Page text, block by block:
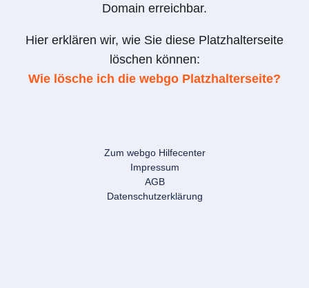
Domain erreichbar.
Hier erklären wir, wie Sie diese Platzhalterseite
löschen können:
Wie lösche ich die webgo Platzhalterseite?
Zum webgo Hilfecenter
Impressum
AGB
Datenschutzerklärung